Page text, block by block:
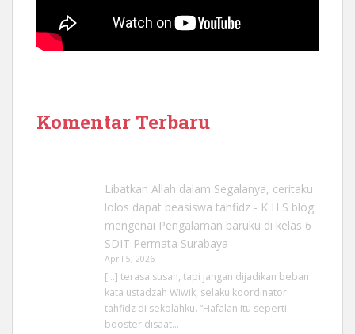
Komentar Terbaru
Libatkan Allah dalam Segalanya, ceritaku
lolos dapat beasiswa tahfidz - K H S blog
mengenai Pengalaman baruku di kelas 6
SDIT Permata Surabaya
April 5, 2026
[…] terasa susah, tapi jangan dijadikan beban
kata ustadzah Wiwik, selaku koordinator
tahfidz di sekolahku. “Hafalan itu seperti
booster disaat…